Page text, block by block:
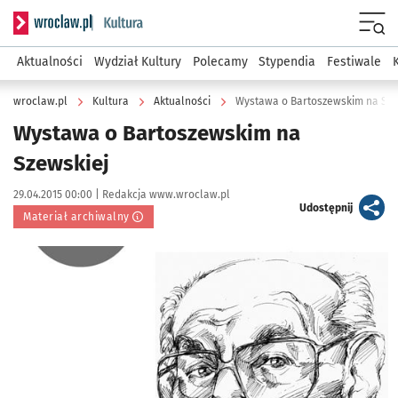
Serwis informacyjny wroclaw.pl podserwis: Kultura
Aktualności Wydział Kultury Polecamy Stypendia Festiwale
wroclaw.pl Kultura Aktualności Wystawa o Bartoszewskim na
Wystawa o Bartoszewskim na
Szewskiej
Data publikacji:
29.04.2015 00:00 | Autor:
Redakcja www.wroclaw.pl
Materiał archiwalny
Udostępnijartykuł
Kliknij, aby powiększyć